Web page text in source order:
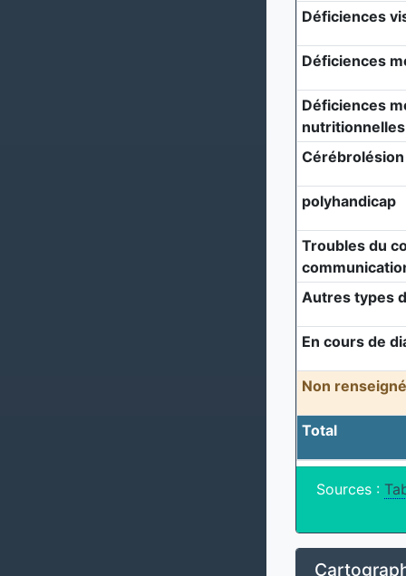
Déficiences
Déficiences
Déficiences
nutritionnelles
Cérébrolésion
polyhandicap
Troubles du
Autres types
En cours de
Non
Total
Sources :